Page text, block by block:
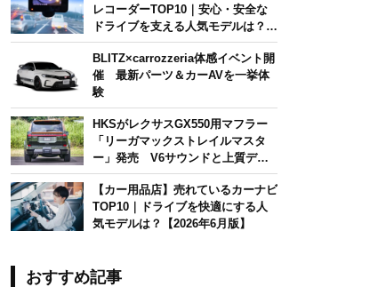
レコーダーTOP10｜安心・安全な
ドライブを支える人気モデルは？
【2026年6月版】
BLITZ×carrozzeria体感イベント開
催 最新パーツ＆カーAVを一挙体
験
HKSがレクサスGX550用マフラー
「リーガマックストレイルマスタ
ー」発売 V6サウンドと上質デザ
インを両立
【カー用品店】売れているカーナビ
TOP10｜ドライブを快適にする人
気モデルは？【2026年6月版】
おすすめ記事